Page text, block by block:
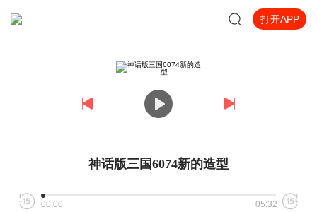
打开APP
神话版三国6074新的造型
00:00 05:32